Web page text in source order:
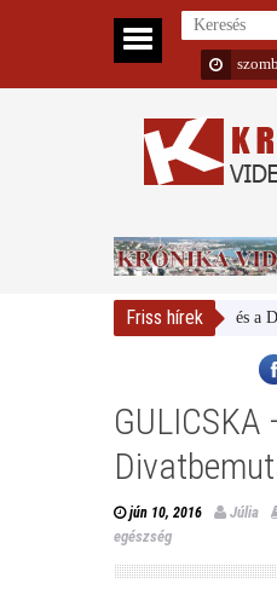
Friss hírek
Magyar Nemzeti Galéria és a
jún 10, 2016 Júlia
egészség